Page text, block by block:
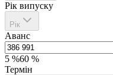
Рік випуску
Рік
Аванс
5 %60 %
Термін